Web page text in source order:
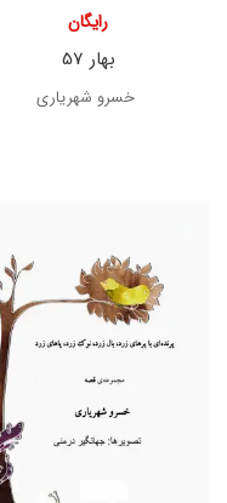
بهار 57
رایگان
خسرو شهریاری